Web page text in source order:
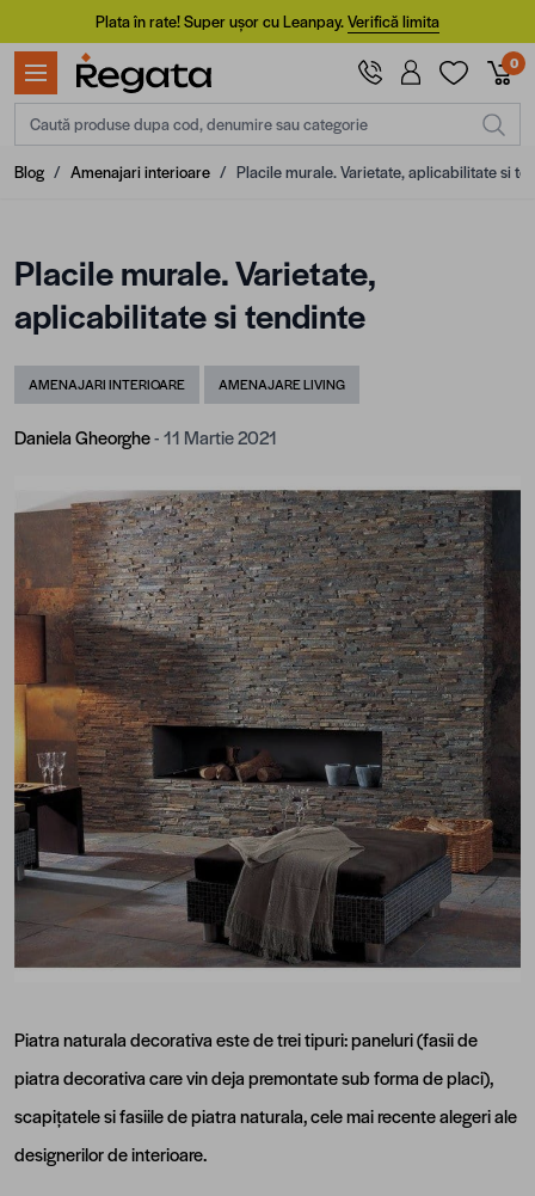
Mergi la ConținutPlata în rate! Super ușor cu Leanpay.Verifică limita
0
Caută produse dupa cod, denumire sau categorie
Blog / Amenajari interioare / Placile murale. Varietate, aplicabilitate si
Placile murale. Varietate,
aplicabilitate si tendinte
AMENAJARI INTERIOARE AMENAJARE LIVING
Daniela Gheorghe- 11 Martie 2021
Piatra naturala decorativa este de trei tipuri: paneluri (fasii de
piatra decorativa care vin deja premontate sub forma de placi),
scapițatele si fasiile de piatra naturala, cele mai recente alegeri ale
designerilor de interioare.